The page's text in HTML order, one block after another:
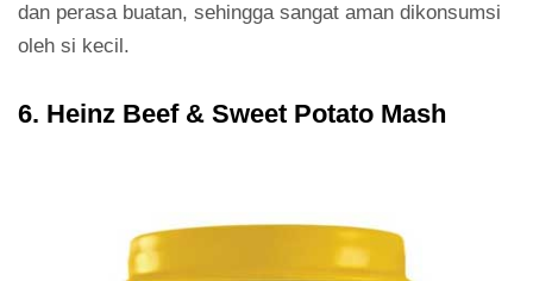
dan perasa buatan, sehingga sangat aman dikonsumsi
oleh si kecil.
6. Heinz Beef & Sweet Potato Mash